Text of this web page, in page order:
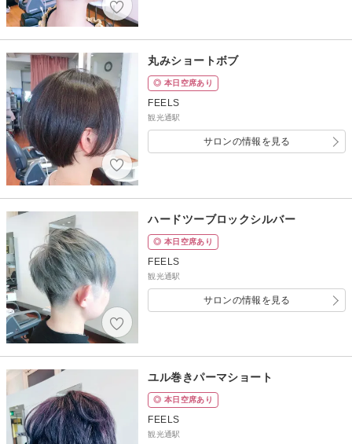
丸みショートボブ
◎ 本日空席あり
FEELS
観光通駅
サロンの情報を見る
ハードツーブロックシルバー
◎ 本日空席あり
FEELS
観光通駅
サロンの情報を見る
ユル巻きパーマショート
◎ 本日空席あり
FEELS
観光通駅